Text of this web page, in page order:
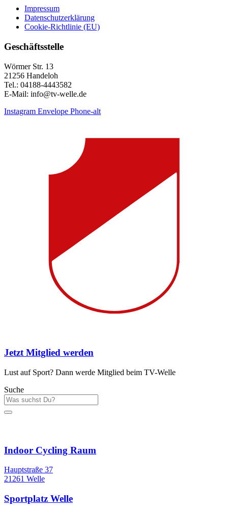
Impressum
Datenschutzerklärung
Cookie-Richtlinie (EU)
Geschäftsstelle
Wörmer Str. 13
21256 Handeloh
Tel.: 04188-4443582
E-Mail: info@tv-welle.de
Instagram Envelope Phone-alt
Jetzt Mitglied werden
Lust auf Sport? Dann werde Mitglied beim TV-Welle
Suche
Indoor Cycling Raum
Hauptstraße 37
21261 Welle
Sportplatz Welle